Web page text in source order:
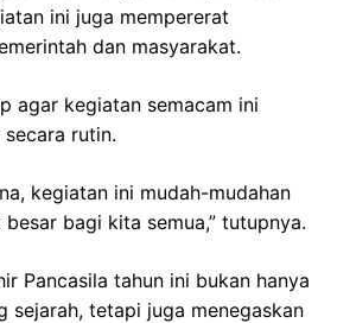
ini juga mempererat
dan masyarakat.
agar kegiatan semacam ini
rutin.
kegiatan ini mudah-mudahan
bagi kita semua,” tutupnya.
Pancasila tahun ini bukan hanya
sejarah, tetapi juga menegaskan